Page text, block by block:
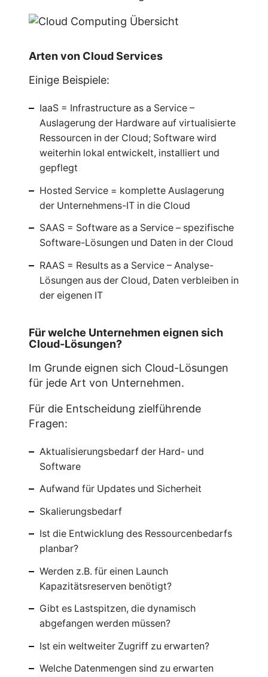
Arten von Cloud Services
Einige Beispiele:
IaaS = Infrastructure as a Service –
Auslagerung der Hardware auf virtualisierte
Ressourcen in der Cloud; Software wird
weiterhin lokal entwickelt, installiert und
gepflegt
Hosted Service = komplette Auslagerung
der Unternehmens-IT in die Cloud
SAAS = Software as a Service – spezifische
Software-Lösungen und Daten in der Cloud
RAAS = Results as a Service – Analyse-
Lösungen aus der Cloud, Daten verbleiben in
der eigenen IT
Für welche Unternehmen eignen sich
Cloud-Lösungen?
Im Grunde eignen sich Cloud-Lösungen
für jede Art von Unternehmen.
Für die Entscheidung zielführende
Fragen:
Aktualisierungsbedarf der Hard- und
Software
Aufwand für Updates und Sicherheit
Skalierungsbedarf
Ist die Entwicklung des Ressourcenbedarfs
planbar?
Werden z.B. für einen Launch
Kapazitätsreserven benötigt?
Gibt es Lastspitzen, die dynamisch
abgefangen werden müssen?
Ist ein weltweiter Zugriff zu erwarten?
Welche Datenmengen sind zu erwarten